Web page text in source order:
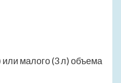
малого (3 л) объема